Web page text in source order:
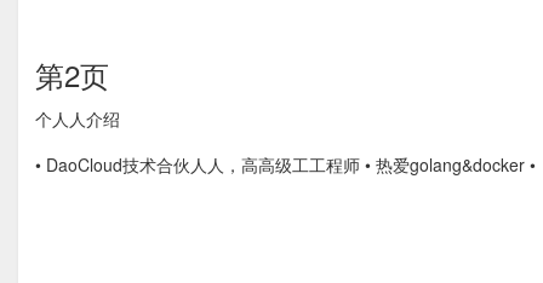
第2页
个⼈人介绍
• DaoCloud技术合伙⼈人，⾼高级⼯工程师 • 热爱golang&docker